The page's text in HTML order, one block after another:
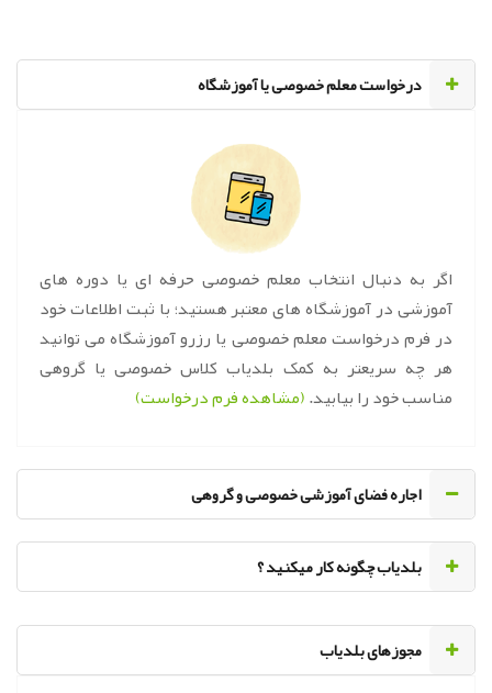
‌درخواست معلم خصوصی یا آموزشگاه
اگر به دنبال انتخاب معلم خصوصی حرفه ای یا دوره های
آموزشی در آموزشگاه های معتبر هستید؛ با ثبت اطلاعات خود
در فرم درخواست معلم خصوصی یا رزرو آموزشگاه می توانید
هر چه سریعتر به کمک بلدیاب کلاس خصوصی یا گروهی
مناسب خود را بیابید.(مشاهده فرم درخواست)
اجاره فضای آموزشی خصوصی و گروهی
‌بلدیاب چگونه کار میکنید ؟
مجوزهای بلدیاب